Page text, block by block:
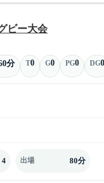
ビー大会
分 T0 G0 PG0 DG0
4 出場 80分